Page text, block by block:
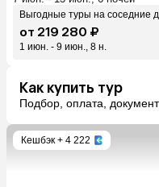
Выгодные туры на соседние
от 219 280 ₽
1 июн. - 9 июн., 8 н.
Как купить тур
Подбор, оплата,
Кешбэк + 4 222